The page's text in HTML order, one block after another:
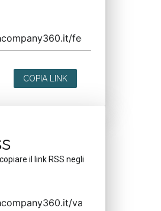
COPIA LINK
il link RSS negli